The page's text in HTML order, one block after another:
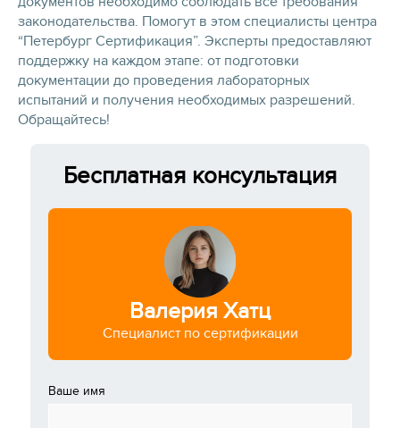
законодательства. Помогут в этом специалисты центра
“Петербург Сертификация”. Эксперты предоставляют
поддержку на каждом этапе: от подготовки
документации до проведения лабораторных
испытаний и получения необходимых разрешений.
Обращайтесь!
Бесплатная консультация
Валерия Хатц
Специалист по сертификации
Ваше имя